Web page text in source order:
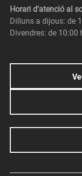
Horari d’atenció al
Dilluns a dijous: de
Divendres: de 10:00